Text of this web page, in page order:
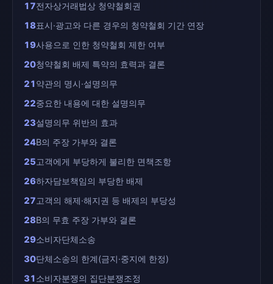
17전자상거래법상 청약철회권
18표시·광고와 다른 경우의 청약철회 기간 연장
19사용으로 인한 청약철회 제한 여부
20청약철회 배제 특약의 효력과 결론
21약관의 명시·설명의무
22중요한 내용에 대한 설명의무
23설명의무 위반의 효과
24B의 주장 가부와 결론
25고객에게 부당하게 불리한 면책조항
26하자담보책임의 부당한 배제
27고객의 해제·해지권 등 배제의 부당성
28B의 무효 주장 가부와 결론
29소비자단체소송
30단체소송의 한계(금지·중지에 한정)
31소비자분쟁의 집단분쟁조정